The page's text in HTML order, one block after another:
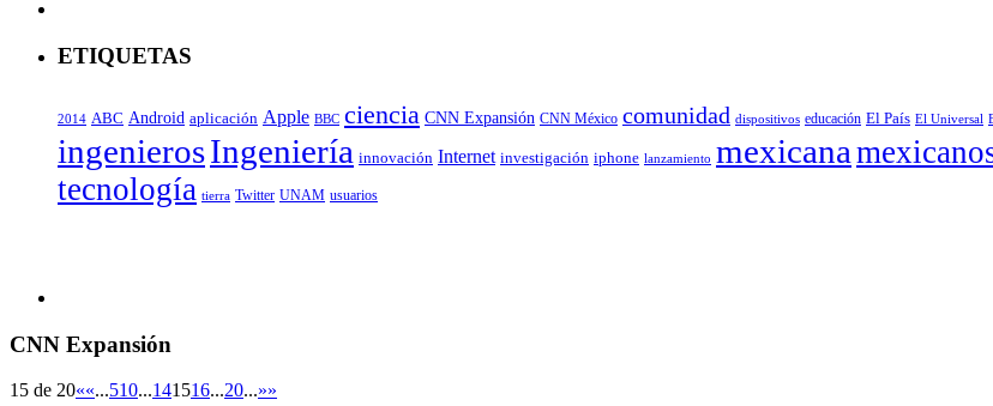
ETIQUETAS
2014 ABC Android aplicación Apple BBC ciencia CNN Expansión CNN México comunidad dispositivos educación El País El Universal
ingenierosIngeniería innovación Internet investigación iphone lanzamiento mexicana
tecnología tierra Twitter UNAM usuarios
CNN Expansión
15 de 20««...510...141516...20...»»